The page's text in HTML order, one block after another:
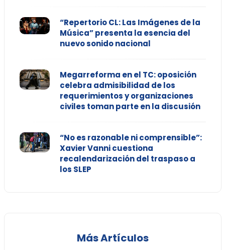
“Repertorio CL: Las Imágenes de la
Música” presenta la esencia del
nuevo sonido nacional
Megarreforma en el TC: oposición
celebra admisibilidad de los
requerimientos y organizaciones
civiles toman parte en la discusión
“No es razonable ni comprensible”:
Xavier Vanni cuestiona
recalendarización del traspaso a
los SLEP
Más Artículos